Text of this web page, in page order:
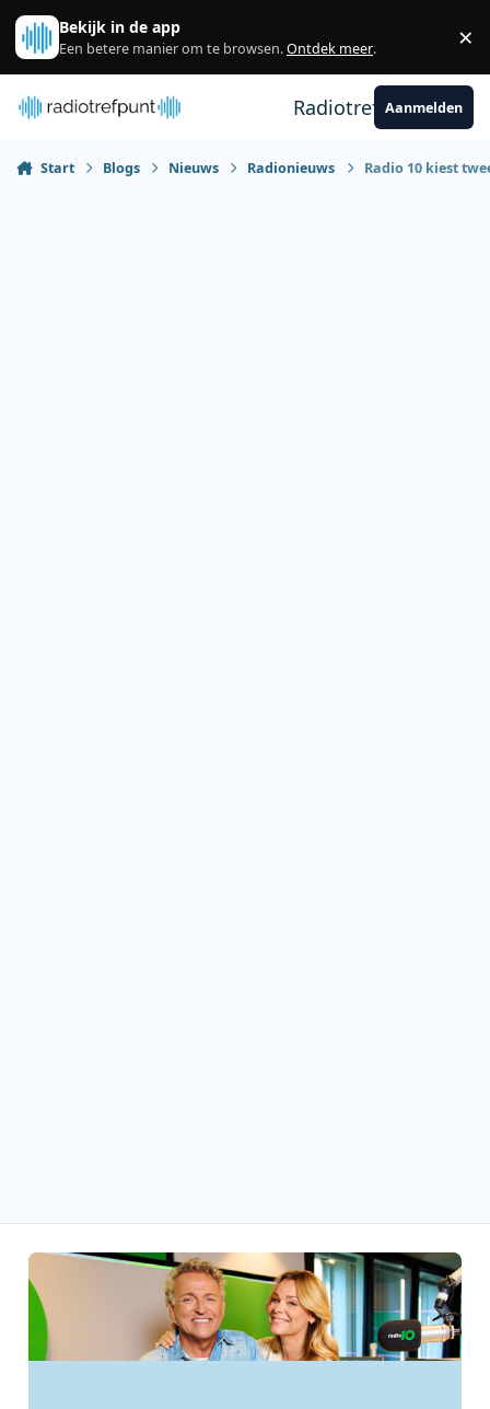
Spring naar bijdragen
Bekijk in de app
Een betere manier om te browsen.Ontdek meer. ×
RadiotrefpuntAanmelden
Start Blogs Nieuws Radionieuws Radio 10 kiest